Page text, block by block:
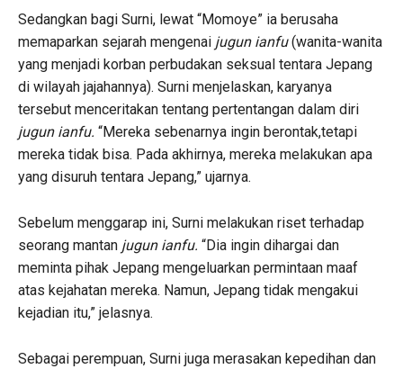
Sedangkan bagi Surni, lewat “Momoye” ia berusaha
memaparkan sejarah mengenai jugun ianfu(wanita-wanita
yang menjadi korban perbudakan seksual tentara Jepang
di wilayah jajahannya). Surni menjelaskan, karyanya
tersebut menceritakan tentang pertentangan dalam diri
jugun ianfu. “Mereka sebenarnya ingin berontak,tetapi
mereka tidak bisa. Pada akhirnya, mereka melakukan apa
yang disuruh tentara Jepang,” ujarnya.
Sebelum menggarap ini, Surni melakukan riset terhadap
seorang mantan jugun ianfu. “Dia ingin dihargai dan
meminta pihak Jepang mengeluarkan permintaan maaf
atas kejahatan mereka. Namun, Jepang tidak mengakui
kejadian itu,” jelasnya.
Sebagai perempuan, Surni juga merasakan kepedihan dan